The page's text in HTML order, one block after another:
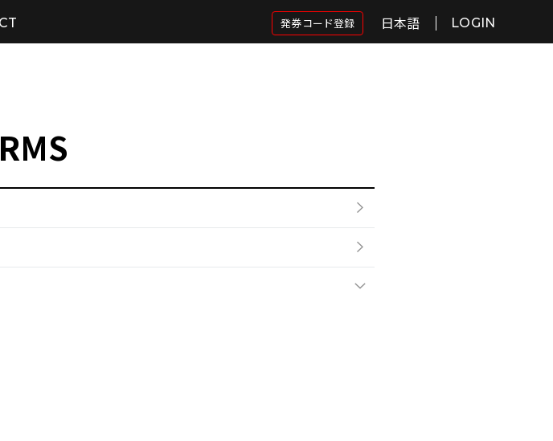
発券コード登録 日本語 LOGIN